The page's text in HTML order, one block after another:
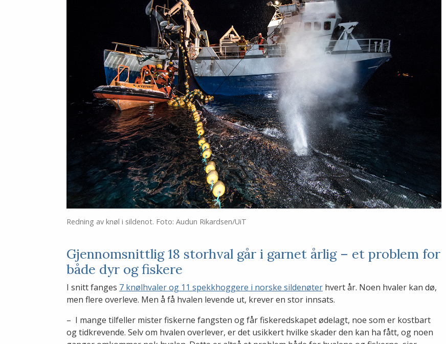
Redning av knøl i sildenot. Foto: Audun Rikardsen/UiT
Gjennomsnittlig 18 storhval går i garnet årlig – et problem for
både dyr og fiskere
I snitt fanges 7 knølhvaler og 11 spekkhoggere i norske sildenøter hvert år. Noen hvaler kan dø,
men flere overleve. Men å få hvalen levende ut, krever en stor innsats.
– I mange tilfeller mister fiskerne fangsten og får fiskeredskapet ødelagt, noe som er kostbart
og tidkrevende. Selv om hvalen overlever, er det usikkert hvilke skader den kan ha fått, og noen